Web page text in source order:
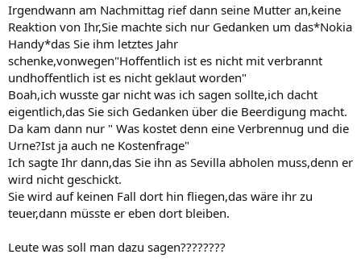
Irgendwann am Nachmittag rief dann seine Mutter an,keine
Reaktion von Ihr,Sie machte sich nur Gedanken um das*Nokia
Handy*das Sie ihm letztes Jahr
schenke,vonwegen"Hoffentlich ist es nicht mit verbrannt
undhoffentlich ist es nicht geklaut worden"
Boah,ich wusste gar nicht was ich sagen sollte,ich dacht
eigentlich,das Sie sich Gedanken über die Beerdigung macht.
Da kam dann nur " Was kostet denn eine Verbrennug und die
Urne?Ist ja auch ne Kostenfrage"
Ich sagte Ihr dann,das Sie ihn as Sevilla abholen muss,denn er
wird nicht geschickt.
Sie wird auf keinen Fall dort hin fliegen,das wäre ihr zu
teuer,dann müsste er eben dort bleiben.
Leute was soll man dazu sagen????????